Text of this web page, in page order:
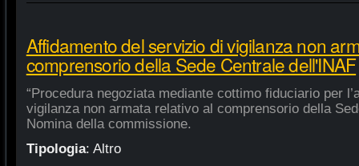
Affidamento del servizio di vigilanza non
comprensorio della Sede Centrale dell'INAF
“Procedura negoziata mediante cottimo fiduciario per
vigilanza non armata relativo al comprensorio della
Nomina della commissione.
Tipologia: Altro